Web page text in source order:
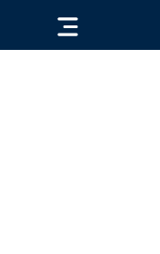
« VOLVER